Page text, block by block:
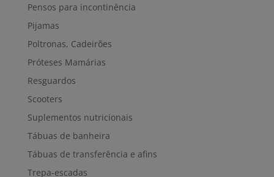
Pensos para incontinência
Pijamas
Poltronas, Cadeirões
Próteses Mamárias
Resguardos
Scooters
Suplementos nutricionais
Tábuas de banheira
Tábuas de transferência e afins
Trepa-escadas